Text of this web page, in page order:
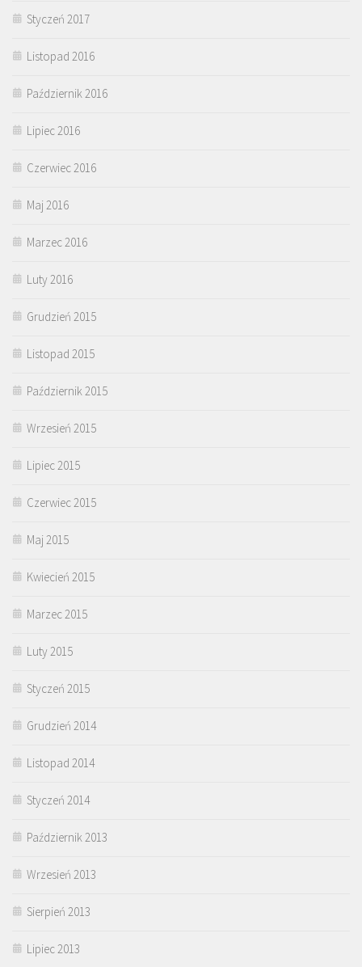
Styczeń 2017
Listopad 2016
Październik 2016
Lipiec 2016
Czerwiec 2016
Maj 2016
Marzec 2016
Luty 2016
Grudzień 2015
Listopad 2015
Październik 2015
Wrzesień 2015
Lipiec 2015
Czerwiec 2015
Maj 2015
Kwiecień 2015
Marzec 2015
Luty 2015
Styczeń 2015
Grudzień 2014
Listopad 2014
Styczeń 2014
Październik 2013
Wrzesień 2013
Sierpień 2013
Lipiec 2013